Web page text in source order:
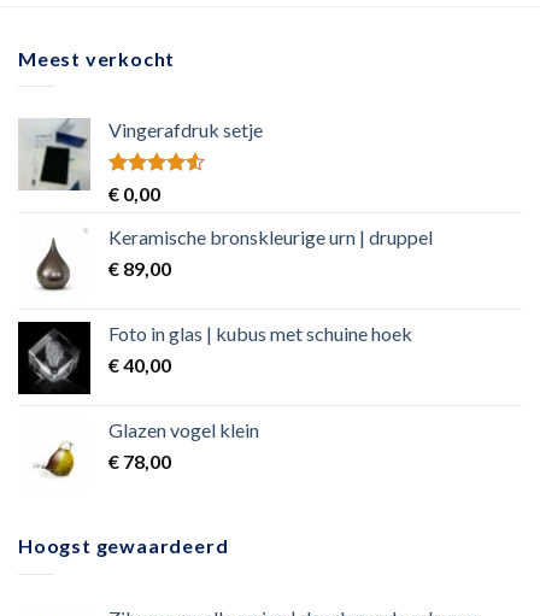
Meest verkocht
Vingerafdruk setje
Rated
4.50
of 5
€ 0,00
Keramische bronskleurige urn | druppel
€ 89,00
Foto in glas | kubus met schuine hoek
€40,00
Glazen vogel klein
€ 78,00
Hoogst gewaardeerd